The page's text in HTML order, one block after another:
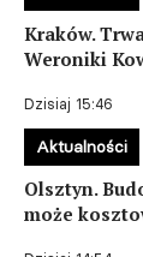
Kraków.
Weroniki
Dzisiaj 15:46
Olsztyn.
może
Aktualności